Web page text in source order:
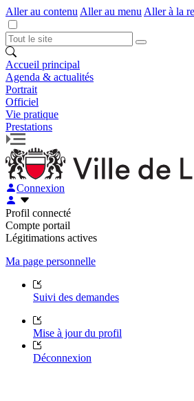
Aller au contenu Aller au menu Aller à la
Accueil principal
Agenda & actualités
Portrait
Officiel
Vie pratique
Prestations
Connexion
Profil connecté
Compte portail
Légitimations actives
Ma page personnelle
Suivi des demandes
Mise à jour du profil
Déconnexion